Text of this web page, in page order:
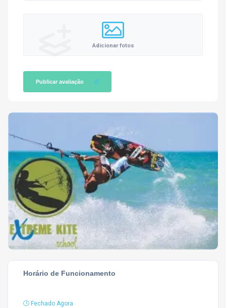
Adicionar fotos
Publicar avaliação
Horário de Funcionamento
Fechado Agora